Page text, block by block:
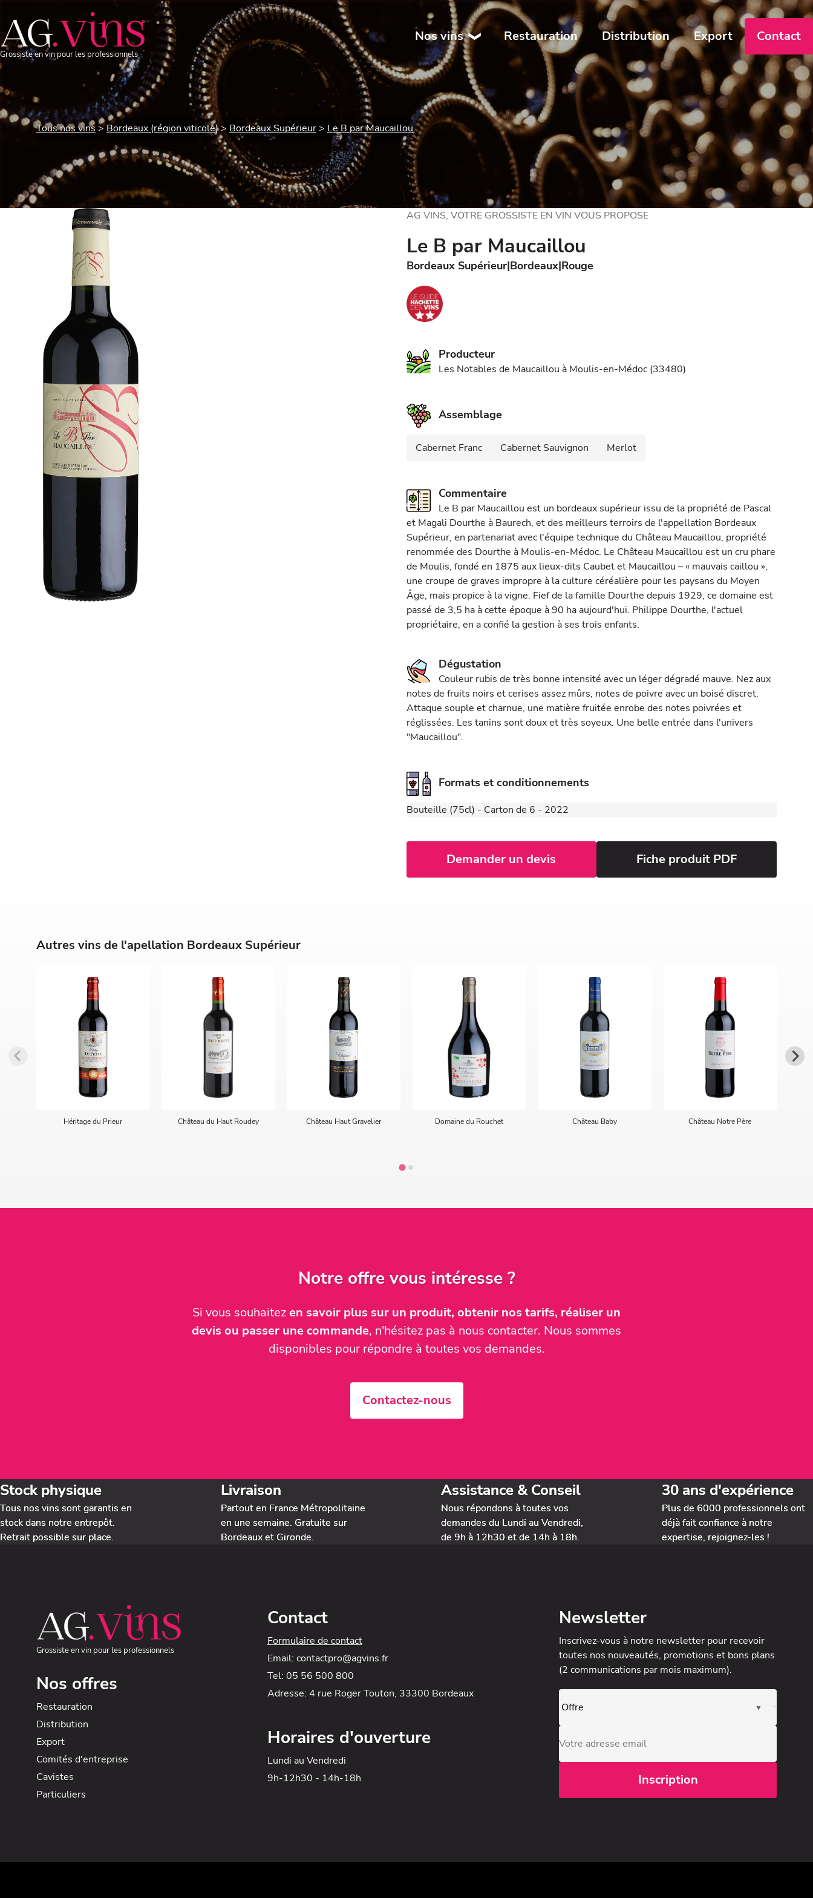
Grossiste en vin pour les professionnels
Nos vins Restauration Distribution Export Contact
Tous nos vins Bordeaux (région viticole) Bordeaux Supérieur Le B par Maucaillou
AG VINS, VOTRE GROSSISTE EN VIN VOUS PROPOSE
Le B par Maucaillou
Bordeaux Supérieur Bordeaux Rouge
Producteur
Les Notables de Maucaillou à Moulis-en-Médoc (33480)
Assemblage
Cabernet Franc Cabernet Sauvignon Merlot
Commentaire
Le B par Maucaillou est un bordeaux supérieur issu de la propriété de Pascal
et Magali Dourthe à Baurech, et des meilleurs terroirs de l'appellation Bordeaux
Supérieur, en partenariat avec l'équipe technique du Château Maucaillou, propriété
renommée des Dourthe à Moulis-en-Médoc. Le Château Maucaillou est un cru phare
de Moulis, fondé en 1875 aux lieux-dits Caubet et Maucaillou – « mauvais caillou »,
une croupe de graves impropre à la culture céréalière pour les paysans du Moyen
Âge, mais propice à la vigne. Fief de la famille Dourthe depuis 1929, ce domaine est
passé de 3,5 ha à cette époque à 90 ha aujourd'hui. Philippe Dourthe, l'actuel
propriétaire, en a confié la gestion à ses trois enfants.
Dégustation
Couleur rubis de très bonne intensité avec un léger dégradé mauve. Nez aux
notes de fruits noirs et cerises assez mûrs, notes de poivre avec un boisé discret.
Attaque souple et charnue, une matière fruitée enrobe des notes poivrées et
réglissées. Les tanins sont doux et très soyeux. Une belle entrée dans l'univers
"Maucaillou".
Formats et conditionnements
Bouteille (75cl) - Carton de 6 - 2022
Demander un devis Fiche produit PDF
Autres vins de l'apellation Bordeaux Supérieur
Héritage du Prieur Château du Haut Roudey Château Haut Gravelier Domaine du Rouchet Château Baby Château Notre Père
Notre offre vous intéresse ?
Si vous souhaitezen savoir plus sur un produit, obtenir nos tarifs, réaliser un
devis ou passer une commande, n'hésitez pas à nous contacter. Nous sommes
disponibles pour répondre à toutes vos demandes.
Contactez-nous
Stock physique
Tous nos vins sont garantis en
stock dans notre entrepôt.
Retrait possible sur place.
Livraison
Partout en France Métropolitaine
en une semaine. Gratuite sur
Bordeaux et Gironde.
Assistance & Conseil
Nous répondons à toutes vos
demandes du Lundi au Vendredi,
de 9h à 12h30 et de 14h à 18h.
30 ans d'expérience
Plus de 6000 professionnels ont
déjà fait confiance à notre
expertise, rejoignez-les !
Grossiste en vin pour les professionnels
Nos offres
Restauration
Distribution
Export
Comités d'entreprise
Cavistes
Particuliers
Contact
Formulaire de contact
Email: contactpro@agvins.fr
Tel: 05 56 500 800
Adresse: 4 rue Roger Touton, 33300 Bordeaux
Horaires d'ouverture
Lundi au Vendredi
9h-12h30 - 14h-18h
Newsletter
Inscrivez-vous à notre newsletter pour recevoir
toutes nos nouveautés, promotions et bons plans
(2 communications par mois maximum).